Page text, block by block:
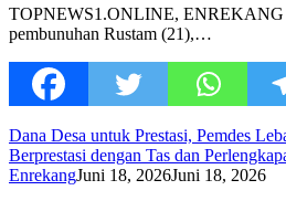
TOPNEWS1.ONLINE, ENREKANG
pembunuhan Rustam (21),…
Dana Desa untuk Prestasi, Pemdes
Berprestasi dengan Tas dan
EnrekangJuni 18, 2026Juni 18, 2026